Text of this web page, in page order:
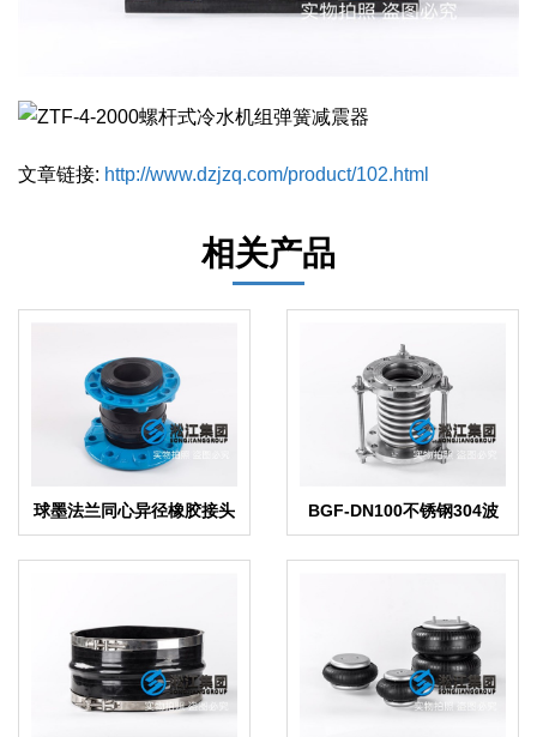
文章链接: http://www.dzjzq.com/product/102.html
相关产品
球墨法兰同心异径橡胶接头
BGF-DN100不锈钢304波
纹管补偿器